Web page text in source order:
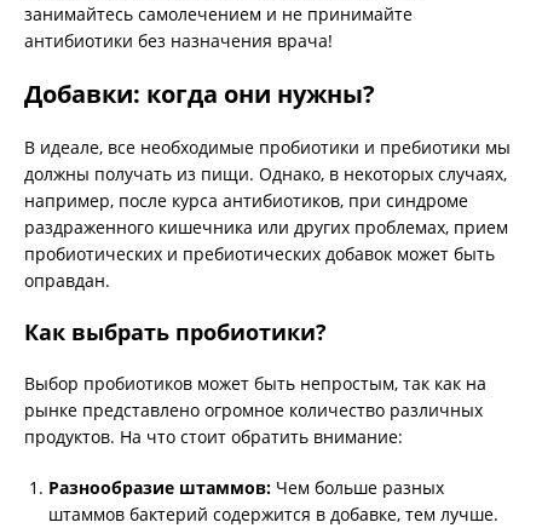
занимайтесь самолечением и не принимайте
антибиотики без назначения врача!
Добавки: когда они нужны?
В идеале, все необходимые пробиотики и пребиотики мы
должны получать из пищи. Однако, в некоторых случаях,
например, после курса антибиотиков, при синдроме
раздраженного кишечника или других проблемах, прием
пробиотических и пребиотических добавок может быть
оправдан.
Как выбрать пробиотики?
Выбор пробиотиков может быть непростым, так как на
рынке представлено огромное количество различных
продуктов. На что стоит обратить внимание:
Разнообразие штаммов: Чем больше разных
штаммов бактерий содержится в добавке, тем лучше.